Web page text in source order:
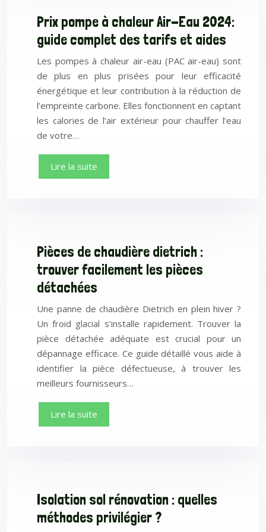
Prix pompe à chaleur Air-Eau 2024:
guide complet des tarifs et aides
Les pompes à chaleur air-eau (PAC air-eau) sont
de plus en plus prisées pour leur efficacité
énergétique et leur contribution à la réduction de
l’empreinte carbone. Elles fonctionnent en captant
les calories de l’air extérieur pour chauffer l’eau
de votre…
Lire la suite
Pièces de chaudière dietrich :
trouver facilement les pièces
détachées
Une panne de chaudière Dietrich en plein hiver ?
Un froid glacial s’installe rapidement. Trouver la
pièce détachée adéquate est crucial pour un
dépannage efficace. Ce guide détaillé vous aide à
identifier la pièce défectueuse, à trouver les
meilleurs fournisseurs…
Lire la suite
Isolation sol rénovation : quelles
méthodes privilégier ?